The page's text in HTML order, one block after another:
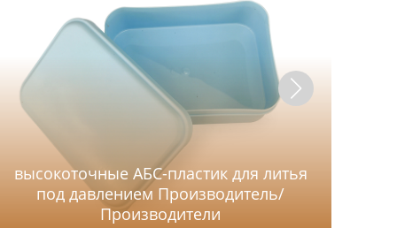
высокоточные АБС-пластик для литья
под давлением Производитель/
Производители